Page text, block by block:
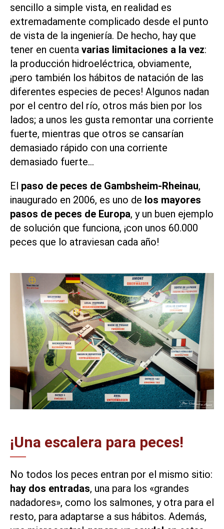
sencillo a simple vista, en realidad es
extremadamente complicado desde el punto
de vista de la ingeniería. De hecho, hay que
tener en cuenta varias limitaciones a la vez:
la producción hidroeléctrica, obviamente,
¡pero también los hábitos de natación de las
diferentes especies de peces! Algunos nadan
por el centro del río, otros más bien por los
lados; a unos les gusta remontar una corriente
fuerte, mientras que otros se cansarían
demasiado rápido con una corriente
demasiado fuerte…
El paso de peces de Gambsheim-Rheinau,
inaugurado en 2006, es uno de los mayores
pasos de peces de Europa, y un buen ejemplo
de solución que funciona, ¡con unos 60.000
peces que lo atraviesan cada año!
¡Una escalera para peces!
No todos los peces entran por el mismo sitio:
hay dos entradas, una para los «grandes
nadadores», como los salmones, y otra para el
resto, para adaptarse a sus hábitos. Además,